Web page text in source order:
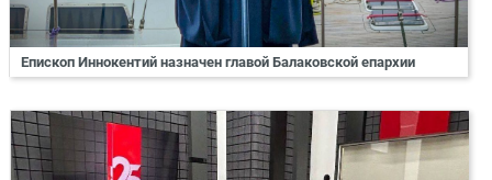
Епископ Иннокентий назначен главой Балаковской епархии